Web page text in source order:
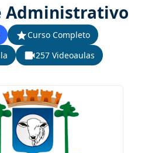
Administrativo
Curso Completo
257 Videoaulas